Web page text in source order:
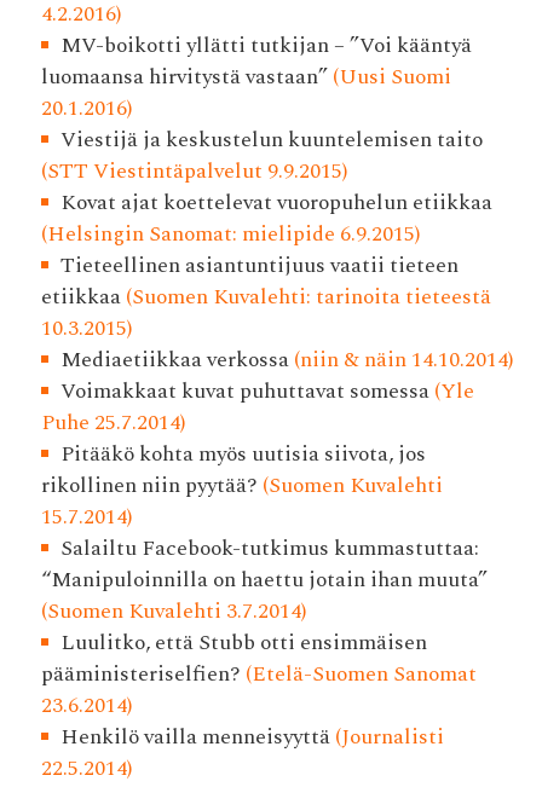
4.2.2016)
MV-boikotti yllätti tutkijan – ”Voi kääntyä
luomaansa hirvitystä vastaan”(Uusi Suomi
20.1.2016)
Viestijä ja keskustelun kuuntelemisen taito
(STT Viestintäpalvelut 9.9.2015)
Kovat ajat koettelevat vuoropuhelun etiikkaa
(Helsingin Sanomat: mielipide 6.9.2015)
Tieteellinen asiantuntijuus vaatii tieteen
etiikkaa(Suomen Kuvalehti: tarinoita tieteestä
10.3.2015)
Mediaetiikkaa verkossa(niin & näin 14.10.2014)
Voimakkaat kuvat puhuttavat somessa(Yle
Puhe 25.7.2014)
Pitääkö kohta myös uutisia siivota, jos
rikollinen niin pyytää? (Suomen Kuvalehti
15.7.2014)
Salailtu Facebook-tutkimus kummastuttaa:
“Manipuloinnilla on haettu jotain ihan muuta”
(Suomen Kuvalehti 3.7.2014)
Luulitko, että Stubb otti ensimmäisen
pääministeriselfien? (Etelä-Suomen Sanomat
23.6.2014)
Henkilö vailla menneisyyttä(Journalisti
22.5.2014)